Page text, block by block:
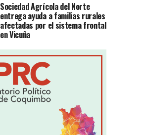
Sociedad Agrícola del Norte
entrega ayuda a familias rurales
afectadas por el sistema frontal
en Vicuña